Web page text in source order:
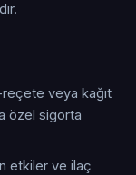
reçete veya kağıt
özel sigorta
etkiler ve ilaç